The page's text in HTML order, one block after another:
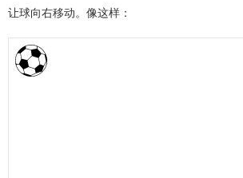
让球向右移动。像这样：